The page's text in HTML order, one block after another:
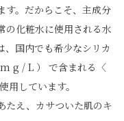
す。だからこそ、主成分
の化粧⽔に使⽤される⽔
、国内でも希少なシリカ
m g / L ） で含まれる〈
⽤しています。
たえ、カサついた肌のキ